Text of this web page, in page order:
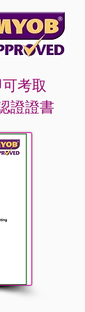
考取
證證書